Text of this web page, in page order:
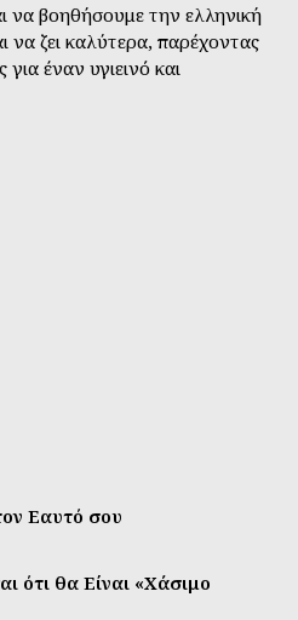
να βοηθήσουμε την ελληνική
να ζει καλύτερα, παρέχοντας
έναν υγιεινό και
Εαυτό σου
ότι θα Είναι «Χάσιμο